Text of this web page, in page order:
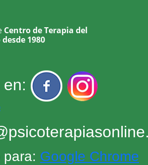
Centro de Terapia del
1980
para: Google Chrome